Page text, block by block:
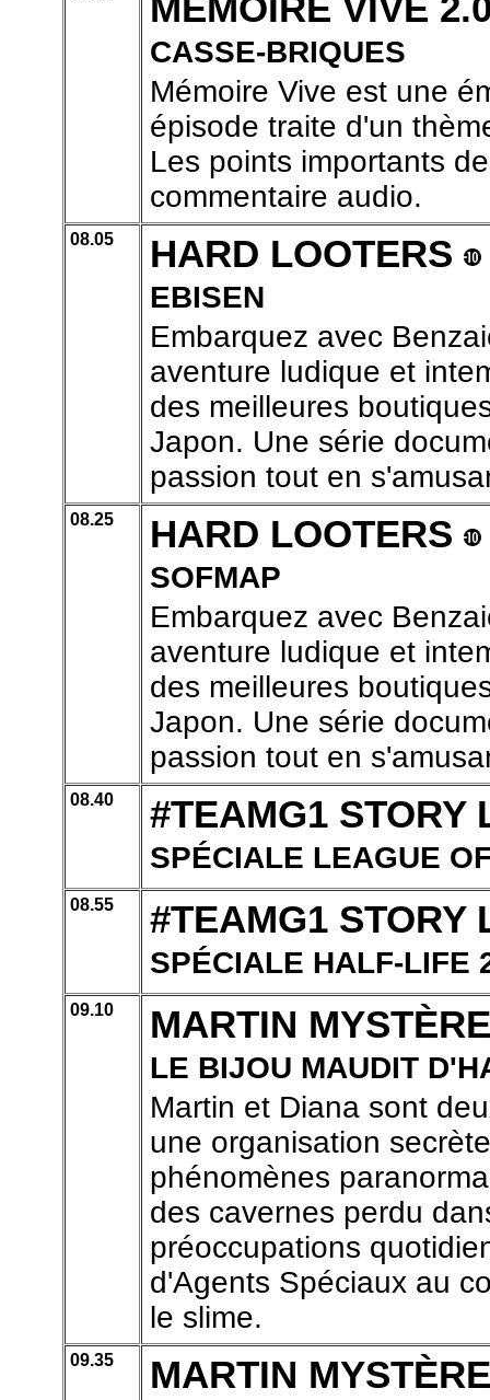
MEMOIRE VIVE
CASSE-BRIQUES
Mémoire Vive est une
épisode traite d'un
Les points importants
commentaire audio.
08.05 HARD LOOTERS
EBISEN
Embarquez avec
aventure ludique et
des meilleures
Japon. Une série
passion tout en
08.25 HARD LOOTERS
SOFMAP
Embarquez avec
aventure ludique et
des meilleures
Japon. Une série
passion tout en
08.40 #TEAMG1 STORY
SPÉCIALE LEAGUE
08.55 #TEAMG1 STORY
SPÉCIALE HALF-LIFE
09.10 MARTIN MYSTÈRE
LE BIJOU MAUDIT
Martin et Diana sont
une organisation
phénomènes
des cavernes perdu
préoccupations
d'Agents Spéciaux au
le slime.
09.35 MARTIN MYSTÈRE